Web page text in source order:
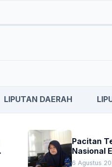
LIPUTAN DAERAH
Pacitan
Nasional
Besar di
6 Agustus